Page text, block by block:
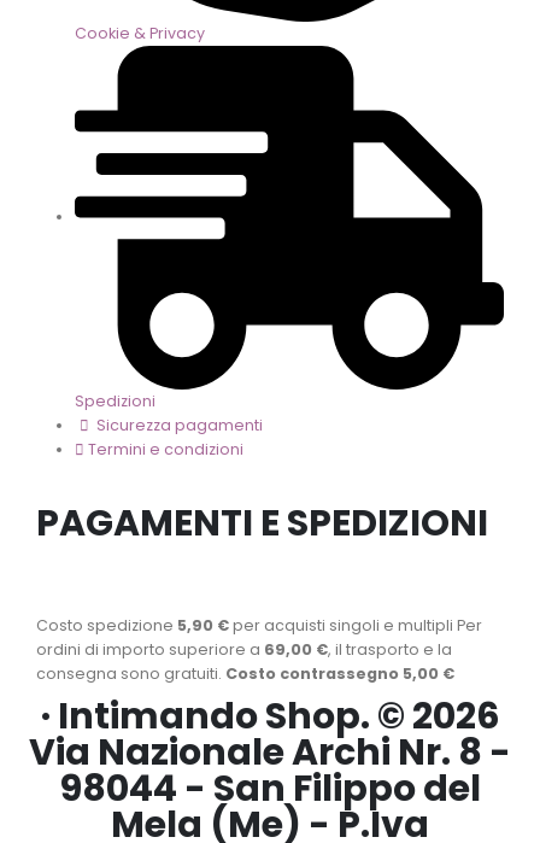
Cookie & Privacy
Spedizioni
Sicurezza pagamenti
Termini e condizioni
PAGAMENTI E SPEDIZIONI
Costo spedizione 5,90 €per acquisti singoli e multipli Per
ordini di importo superiore a 69,00 €, il trasporto e la
consegna sono gratuiti. Costo contrassegno 5,00 €
· Intimando Shop. © 2026
Via Nazionale Archi Nr. 8 -
98044 - San Filippo del
Mela (Me) - P.Iva